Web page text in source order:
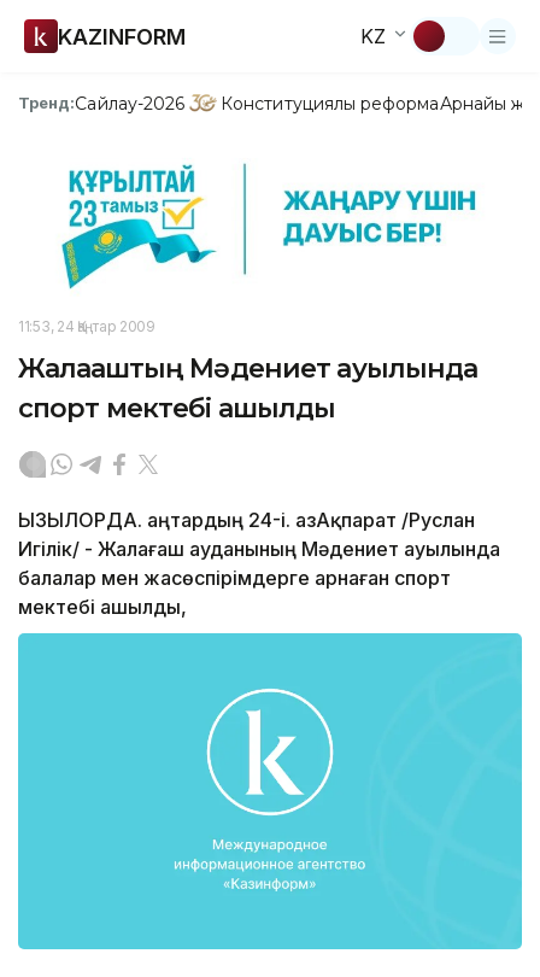
KAZINFORM KZ
Тренд:Сайлау-2026 Конституциялық реформаАрнайы
11:53, 24 Қаңтар 2009
Жалағаштың Мәдениет ауылында
спорт мектебі ашылды
ҚЫЗЫЛОРДА. Қаңтардың 24-і. ҚазАқпарат /Руслан
Игілік/ - Жалағаш ауданының Мәдениет ауылында
балалар мен жасөспірімдерге арнаған спорт
мектебі ашылды,